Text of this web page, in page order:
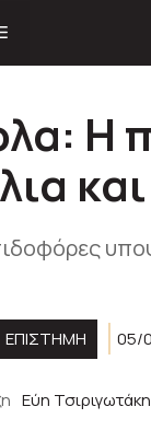
Η
ΕΠΙΣΤΗΜΗ 05/
Εύη Τσιριγωτάκη